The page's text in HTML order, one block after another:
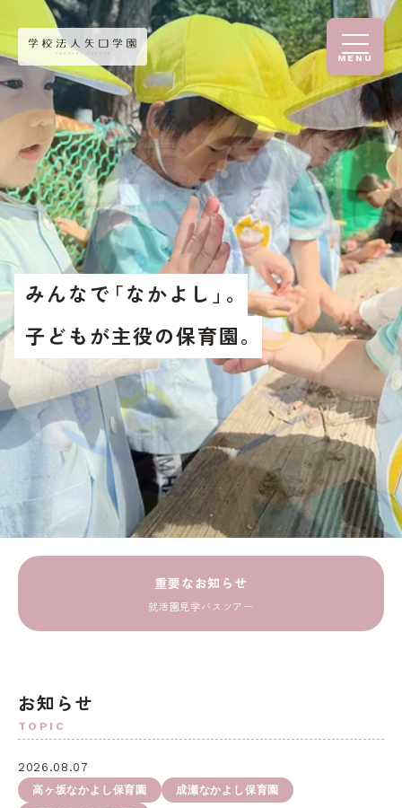
MENU
みんなで「なかよし」
。
子どもが主役の保育園。
重要なお知らせ
就活園見学バスツアー
お知らせ
TOPIC
2026.08.07
高ヶ坂なかよし保育園
成瀬なかよし保育園